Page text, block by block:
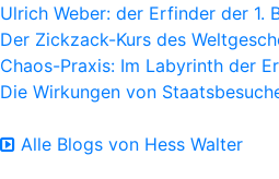
Ulrich Weber: der Erfinder der 1.
Der Zickzack-Kurs des
Chaos-Praxis: Im Labyrinth der
Die Wirkungen von
Alle Blogs von Hess Walter